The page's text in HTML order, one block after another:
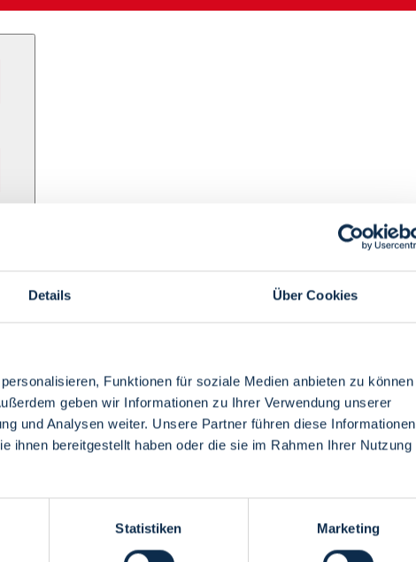
Details Über Cookies
Funktionen für soziale Medien anbieten zu können
geben wir Informationen zu Ihrer Verwendung unserer
und Analysen weiter. Unsere Partner führen diese Informationen
ihnen bereitgestellt haben oder die sie im Rahmen Ihrer Nutzung
Statistiken Marketing
Menü